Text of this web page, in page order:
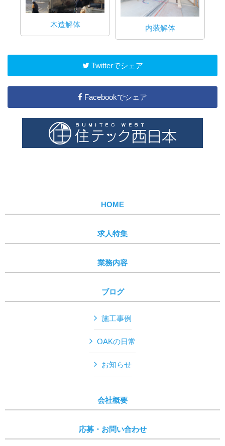
木造解体 内装解体
Twitterでシェア
Facebookでシェア
HOME
求人特集
業務内容
ブログ
施工事例
OAKの日常
お知らせ
会社概要
応募・お問い合わせ